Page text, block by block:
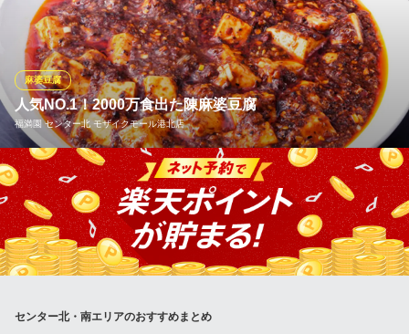
はいかがでしょうか。『炙り〆サバ』や『小龍包』のような人気
の点心まで、性別や年代を問わず、ご満足いただけるメニューが
豊富です。ぜひお腹を空かせてご来店ください。
こだわりの個室でおもてなし 食楽厨房 センター南店
個室居酒屋風本格中華
横浜市営地下鉄センター南駅 徒歩3分
神奈川県横浜市都筑区茅ヶ崎中央43-9 1F
人気NO.1！2000万食出た陳麻婆豆腐
福満園 センター北 モザイクモール港北店
麻婆豆腐
福満園は1995年2月の創業から早29年目を迎えました。本場の四
川料理、福建料理を中心に数多くの美味しさをご提供し、皆様よ
り多大なるご愛顧を頂戴致しました。厚く御礼申し上げます。こ
の度、実に2000万食を達成しました一番人気の『陳麻婆豆腐』是
非ご賞味ください。
中華街の陳麻婆豆腐名店
センター北・南エリアのおすすめまとめ